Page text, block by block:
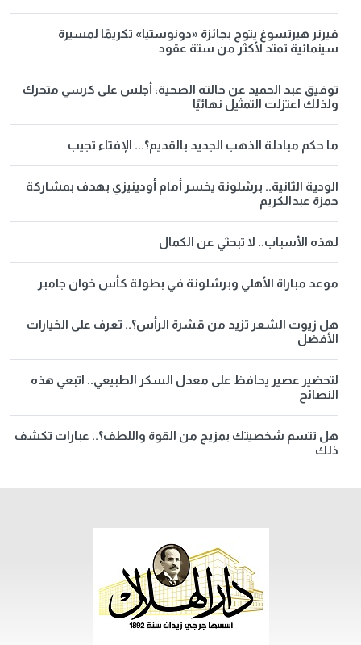
فيرنر هيرتسوغ يتوج بجائزة «دونوستيا» تكريمًا لمسيرة
سينمائية تمتد لأكثر من ستة عقود
توفيق عبد الحميد عن حالته الصحية: أجلس على كرسي متحرك
ولذلك اعتزلت التمثيل نهائيًا
ما حكم مبادلة الذهب الجديد بالقديم؟... الإفتاء تجيب
الودية الثانية.. برشلونة يخسر أمام أودينيزي بهدف بمشاركة
حمزة عبدالكريم
لهذه الأسباب.. لا تبحثي عن الكمال
موعد مباراة الأهلي وبرشلونة في بطولة كأس خوان جامبر
هل زيوت الشعر تزيد من قشرة الرأس؟.. تعرف على الخيارات
الأفضل
لتحضير عصير يحافظ على معدل السكر الطبيعي.. اتبعي هذه
النصائح
هل تتسم شخصيتك بمزيج من القوة واللطف؟.. عبارات تكشف
ذلك